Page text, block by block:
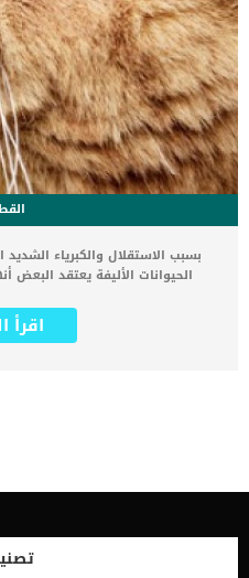
بسبب الاستقلال والكبرياء
الحيوانات الأليفة يعتقد البعض
مربي القطط الجدد. إذا كنت تربي
بشكل عام يجب ان تعرف ان
إضافة لأثاث و ديكور البيت مثل
لذلك لا يكون هناك تعامل مع
مربي القطط القطة فلا يوجد أي
عندما
اقرأ